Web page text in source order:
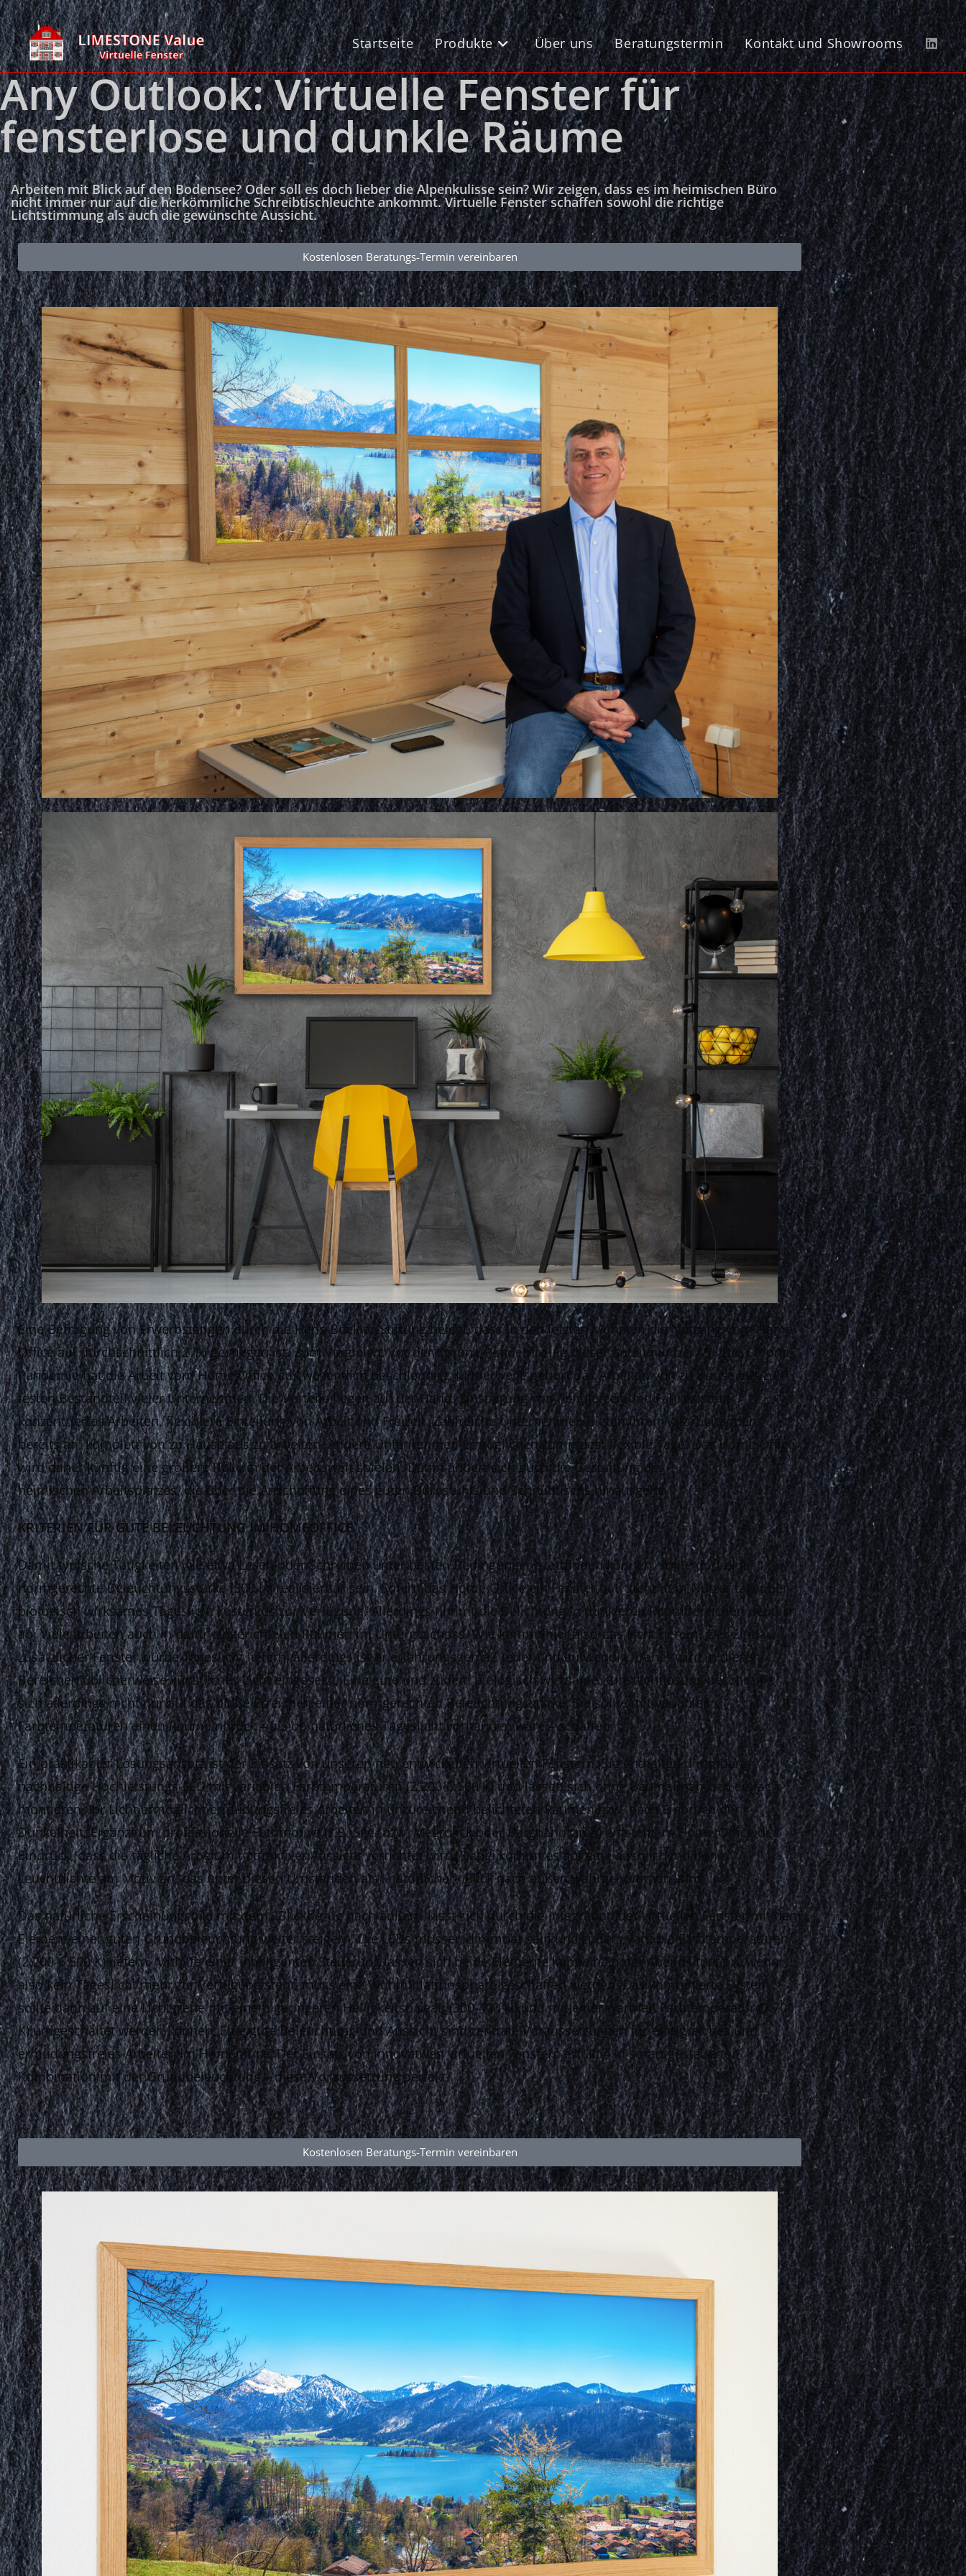
Startseite Produkte Über uns Beratungstermin Kontakt und Showrooms
Any Outlook: Virtuelle Fenster für
fensterlose und dunkle Räume
Arbeiten mit Blick auf den Bodensee? Oder soll es doch lieber die Alpenkulisse sein? Wir zeigen, dass es im heimischen Büro
nicht immer nur auf die herkömmliche Schreibtischleuchte ankommt. Virtuelle Fenster schaffen sowohl die richtige
Lichtstimmung als auch die gewünschte Aussicht.
Kostenlosen Beratungs-Termin vereinbaren
Eine Befragung von Erwerbstätigen durch die Hans-Böckler-Stiftung belegt, dass in den letzten Monaten die Nutzung vom Home
Office auf durchschnittlich 27% gestiegen ist. Zum Vergleich: Vor der Corona-Pandemie lag dieser Anteil nur bei 4%. Die Corona-
Pandemie hat die Arbeit vom Home Office aus wesentlich beschleunigt. Mittlerweile gehört das Arbeiten von zu Hause aus zum
festen Bestandteil vieler Unternehmen. Die Vorteile liegen auf der Hand: Einsparung von Pendlerzeit und Fahrtkosten,
konzentriertes Arbeiten, flexiblere Einteilung von Arbeit und Freizeit. Zahlreiche Unternehmen bieten ihren Mitarbeitenden
bereits an, komplett von zu Hause aus zu arbeiten. Andere Unternehmen ermöglichen zumindest flexible Tage. Das Home Office
wird daher künftig eine größere Rolle in der Arbeitswelt spielen. Damit ändert sich auch die Gestaltung des
heimischen Arbeitsplatzes, die über die Anschaffung eines guten Bürostuhls und Schreibtischs hinausgeht.
KRITERIEN FÜR GUTE BELEUCHTUNG IM HOMEOFFICE
Damit typische Tätigkeiten wie etwa Lesen oder Schreiben unter besten Bedingungen stattfinden können, sollte dort eine
normgerechte Beleuchtungsstärke (500 lx) realisierbar sein. Sofern das Home Office ein Fenster hat, steht dem Nutzer tagsüber
biologisch wirksames Tageslicht kostenlos zur Verfügung. Allerdings nimmt die Belichtung in dunkleren Raumbereichen deutlich
ab. Viele arbeiten auch in dafür eingerichteten Räumen im Untergeschoss. Wie kommt hier also das Licht herein? Der Einbau
zusätzlicher Fenster würde Tageslicht liefern, allerdings ist er erfahrungsgemäß teuer und aufwendig. Daher wird in diesen
Bereichen üblicherweise künstliches Licht eingesetzt. Eine gute und zudem biologisch wirksame Kunstlichtlösung beschränkt
sich allerdings nicht nur auf das bloße Erreichen einer normgerechten Beleuchtungsstärke. Sie sollte mit variablen
Farbtemperaturen einen Raumeindruck – als ob natürliches Tageslicht vorhanden wäre – schaffen.
Ein praktikabler Lösungsansatz ist der Einsatz von unseren neu entwickelten virtuellen Fenstern. Sie enthalten dimmbare
nachhaltige Hochleistungs-LED mit variablen Farbtemperaturen (2.200-6.500 K) und lassen sich ohne Baumaßnahmen einfach
montieren. Ihr Licht ermöglicht ermüdungsfreies Arbeiten in unzureichend belichteten Räumen bzw. nach Einbruch der
Dunkelheit. Ergänzt um professionelle Fotomotive (z.B. See- bzw. Meerblick oder Bergpanorama) entsteht im Home Office der
Eindruck, dass die tägliche Arbeit mit attraktiver Aussicht verrichtet wird. Dabei kommt es auf eine ausreichend hohe
Leuchtdichte am Motiv an, das unter diesen Umständen als »natürlicher« Blick nach außen wahrgenommen wird.
Das natürliche Erscheinungsbild mit dem »Blickbezug nach außen« lässt sich durch die Integration der virtuellen Fenster mit dem
Element einer guten Grundbeleuchtung weiter steigern. Die LEDs müssen dimmbar sein und zudem variable Farbtemperaturen
(2.200-6.500 K) liefern. Mithilfe einer intelligenten Steuerung lassen sich beide Elemente koppeln. In der Abendsituation, wenn
also kein Tageslicht mehr zur Verfügung steht, muss eine Wohlfühlatmosphäre geschaffen werden. Das kombinierte System
sollte dann auf eine Lichtszene mit einem geringeren Helligkeitsniveau (300-400 lx) und mit einer warmen Farbtemperatur (2.700
K) umgeschaltet werden können. Eine gute Beleuchtung und Aussicht sind zentrale Voraussetzungen für erfolgreiches und
ermüdungsfreies Arbeiten im Homeoffice. Der Einsatz von innovativen virtuellen Fenstern erfüllt – in smart gesteuerter
Kombination mit der Grundbeleuchtung – diese Voraussetzung perfekt.
Kostenlosen Beratungs-Termin vereinbaren